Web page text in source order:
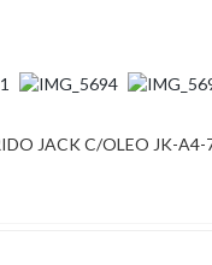
JACK C/OLEO JK-A4-